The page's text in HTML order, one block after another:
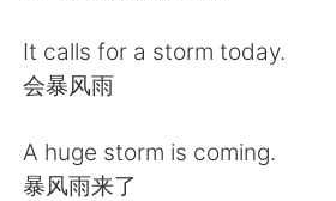
Deutsch 日本語
Indonesia Italiano
It calls for a storm today.
会暴风雨
A huge storm is coming.
暴风雨来了